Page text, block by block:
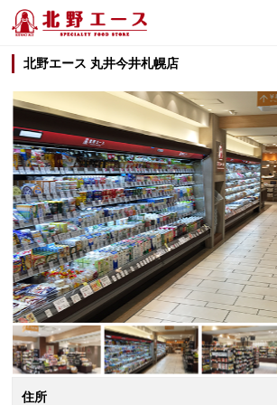
北野エース 丸井今井札幌店
住所